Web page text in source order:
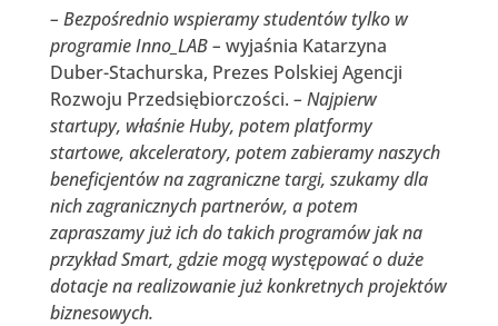
– Bezpośrednio wspieramy studentów tylko w
programie Inno_LAB – wyjaśnia Katarzyna
Duber-Stachurska, Prezes Polskiej Agencji
Rozwoju Przedsiębiorczości. – Najpierw
startupy, właśnie Huby, potem platformy
startowe, akceleratory, potem zabieramy naszych
beneficjentów na zagraniczne targi, szukamy dla
nich zagranicznych partnerów, a potem
zapraszamy już ich do takich programów jak na
przykład Smart, gdzie mogą występować o duże
dotacje na realizowanie już konkretnych projektów
biznesowych.